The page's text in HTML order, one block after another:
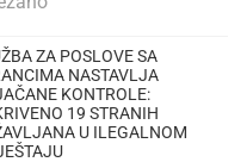
ZA POSLOVE SA
NASTAVLJA
KONTROLE:
19 STRANIH
U ILEGALNOM